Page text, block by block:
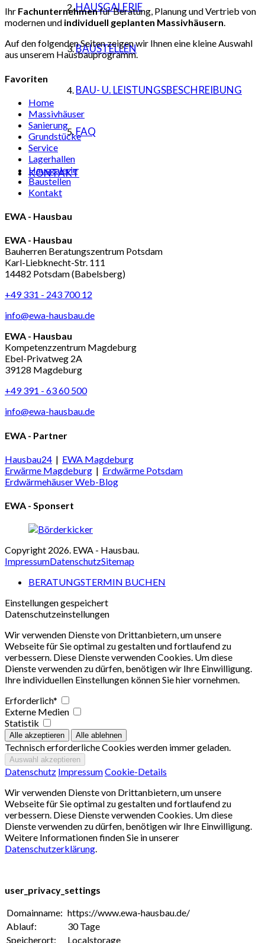
HAUSGALERIE
BAUSTELLEN
BAU- U. LEISTUNGSBESCHREIBUNG
FAQ
KONTAKT
Ihr Fachunternehmenfür Beratung, Planung und Vertrieb von
modernen und individuell geplanten Massivhäusern.
Auf den folgenden Seiten zeigen wir Ihnen eine kleine Auswahl
aus unserem Hausbauprogramm.
Favoriten
Home
Massivhäuser
Sanierung
Grundstücke
Service
Lagerhallen
Hausgalerie
Baustellen
Kontakt
EWA - Hausbau
EWA - Hausbau
Bauherren Beratungszentrum Potsdam
Karl-Liebknecht-Str. 111
14482 Potsdam (Babelsberg)
+49 331 - 243 700 12
info@ewa-hausbau.de
EWA - Hausbau
Kompetenzzentrum Magdeburg
Ebel-Privatweg 2A
39128 Magdeburg
+49 391 - 63 60 500
info@ewa-hausbau.de
EWA - Partner
Hausbau24 | EWA Magdeburg
Erwärme Magdeburg | Erdwärme Potsdam
Erdwärmehäuser Web-Blog
EWA - Sponsert
Copyright 2026. EWA - Hausbau.
ImpressumDatenschutzSitemap
BERATUNGSTERMIN BUCHEN
Einstellungen gespeichert
Datenschutzeinstellungen
Wir verwenden Dienste von Drittanbietern, um unsere
Webseite für Sie optimal zu gestalten und fortlaufend zu
verbessern. Diese Dienste verwenden Cookies. Um diese
Dienste verwenden zu dürfen, benötigen wir Ihre Einwilligung.
Ihre individuellen Einstellungen können Sie hier vornehmen.
Erforderlich*
Externe Medien
Statistik
Technisch erforderliche Cookies werden immer geladen.
Datenschutz ImpressumCookie-Details
Wir verwenden Dienste von Drittanbietern, um unsere
Webseite für Sie optimal zu gestalten und fortlaufend zu
verbessern. Diese Dienste verwenden Cookies. Um diese
Dienste verwenden zu dürfen, benötigen wir Ihre Einwilligung.
Weitere Informationen finden Sie in unserer
Datenschutzerklärung.
user_privacy_settings
Domainname: https://www.ewa-hausbau.de/
Ablauf:
30 Tage
Speicherort:
Localstorage